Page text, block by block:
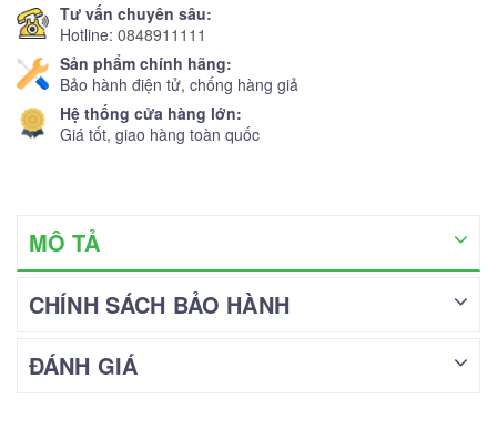
Tư vấn chuyên sâu:
Hotline: 0848911111
Sản phẩm chính hãng:
Bảo hành điện tử, chống hàng giả
Hệ thống cửa hàng lớn:
Giá tốt, giao hàng toàn quốc
MÔ TẢ
CHÍNH SÁCH BẢO HÀNH
ĐÁNH GIÁ